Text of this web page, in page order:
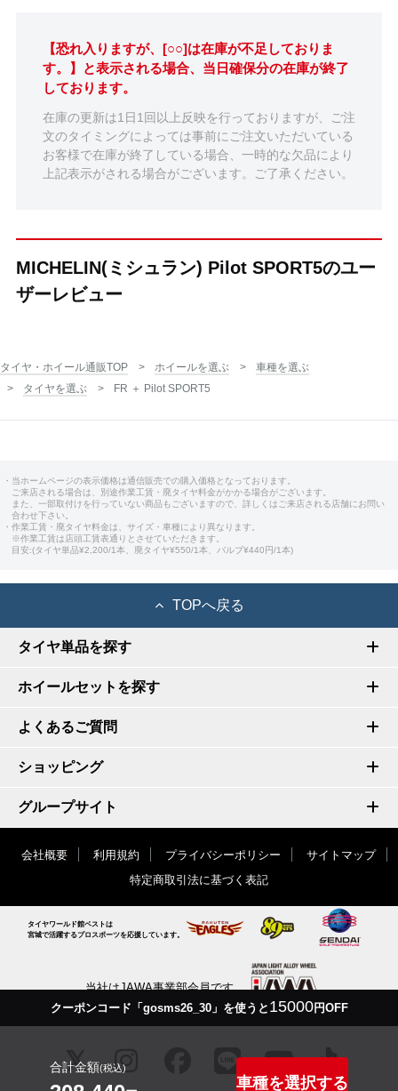
【恐れ入りますが、[○○]は在庫が不足しておりま
す。】と表示される場合、当日確保分の在庫が終了
しております。
在庫の更新は1日1回以上反映を行っておりますが、ご注
文のタイミングによっては事前にご注文いただいている
お客様で在庫が終了している場合、一時的な欠品により
上記表示がされる場合がございます。ご了承ください。
MICHELIN(ミシュラン) Pilot SPORT5のユー
ザーレビュー
クーポンコード「gosms26_30」を使うと 15000円OFF
合計金額(税込)
車種を選択する
タイヤ・ホイール通販TOP ホイールを選ぶ
車種を選ぶ
タイヤを選ぶ
FR ＋ Pilot SPORT5
・当ホームページの表示価格は通信販売での購入価格となっております。
ご来店される場合は、別途作業工賃・廃タイヤ料金がかかる場合がございます。
また、一部取付けを行っていない商品もございますので、詳しくはご来店される店舗にお問い
合わせ下さい。
・作業工賃・廃タイヤ料金は、サイズ・車種により異なります。
※作業工賃は店頭工賃表通りとさせていただきます。
目安:(タイヤ単品¥2,200/1本、廃タイヤ¥550/1本、バルブ¥440円/1本)
TOPへ戻る
タイヤ単品を探す
ホイールセットを探す
よくあるご質問
ショッピング
グループサイト
会社概要 利用規約 プライバシーポリシー
サイトマップ
特定商取引法に基づく表記
タイヤワールド館ベストは
宮城で活躍するプロスポーツを応援しています。
当社はJAWA事業部会員です